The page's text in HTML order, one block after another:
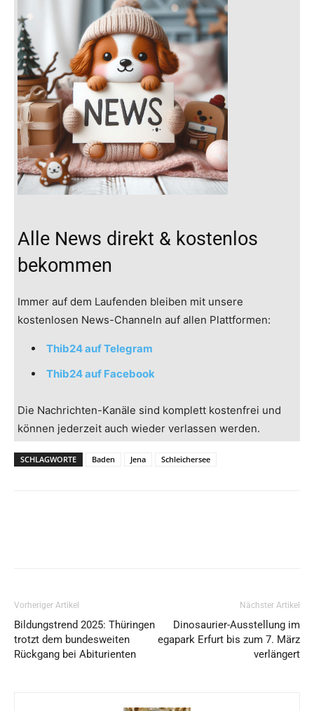
Alle News direkt & kostenlos
bekommen
Immer auf dem Laufenden bleiben mit unsere
kostenlosen News-Channeln auf allen Plattformen:
Thib24 auf Telegram
Thib24 auf Facebook
Die Nachrichten-Kanäle sind komplett kostenfrei und
können jederzeit auch wieder verlassen werden.
SCHLAGWORTE Baden Jena Schleichersee
Vorheriger Artikel
Bildungstrend 2025: Thüringen
trotzt dem bundesweiten
Rückgang bei Abiturienten
Nächster Artikel
Dinosaurier-Ausstellung im
egapark Erfurt bis zum 7. März
verlängert